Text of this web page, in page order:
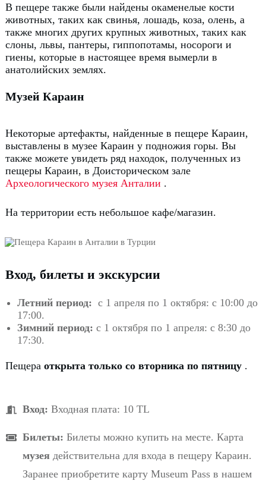
В пещере также были найдены окаменелые кости
животных, таких как свинья, лошадь, коза, олень, а
также многих других крупных животных, таких как
слоны, львы, пантеры, гиппопотамы, носороги и
гиены, которые в настоящее время вымерли в
анатолийских землях.
Музей Караин
Некоторые артефакты, найденные в пещере Караин,
выставлены в музее Караин у подножия горы. Вы
также можете увидеть ряд находок, полученных из
пещеры Караин, в Доисторическом зале
Археологического музея Анталии .
На территории есть небольшое кафе/магазин.
Вход, билеты и экскурсии
Летний период: с 1 апреля по 1 октября: с 10:00 до
17:00.
Зимний период: с 1 октября по 1 апреля: с 8:30 до
17:30.
Пещера открыта только со вторника по пятницу .
Вход: Входная плата: 10 TL
Билеты: Билеты можно купить на месте. Карта
музея действительна для входа в пещеру Караин.
Заранее приобретите карту Museum Pass в нашем